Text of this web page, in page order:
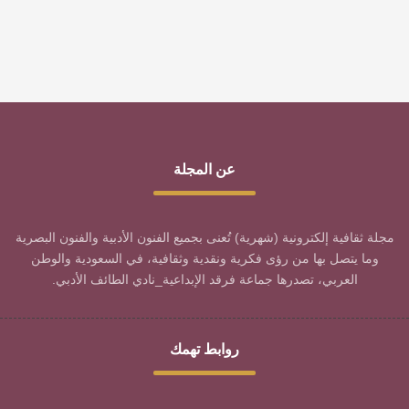
عن المجلة
مجلة ثقافية إلكترونية (شهرية) تُعنى بجميع الفنون الأدبية والفنون البصرية
وما يتصل بها من رؤى فكرية ونقدية وثقافية، في السعودية والوطن
العربي، تصدرها جماعة فرقد الإبداعية_نادي الطائف الأدبي.
روابط تهمك